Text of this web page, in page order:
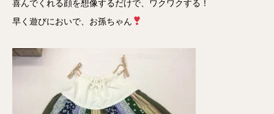
喜んでくれる顔を想像するだけで、ワクワクする！
早く遊びにおいで、お孫ちゃん